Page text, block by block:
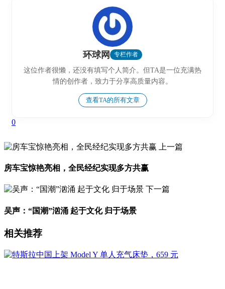
环球网 专栏作者
这位作者很懒，还没有填写个人简介。但TA是一位充满热
情的创作者，致力于分享高质量内容。
查看TA的所有文章
0
上一篇
房车宝惊艳亮相，全民经纪实现多方共赢
下一篇
吴声：“国潮”汹涌 起于文化 归于场景
相关推荐